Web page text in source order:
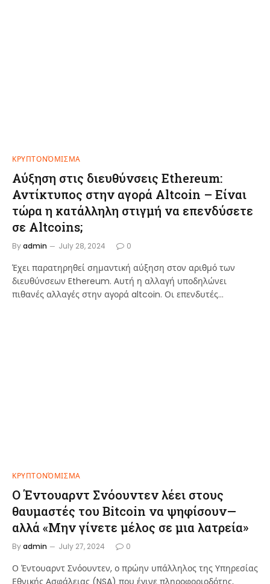
ΚΡΥΠΤΟΝΌΜΙΣΜΑ
Αύξηση στις διευθύνσεις Ethereum:
Αντίκτυπος στην αγορά Altcoin – Είναι
τώρα η κατάλληλη στιγμή να επενδύσετε
σε Altcoins;
Byadmin July 28, 2024 0
Έχει παρατηρηθεί σημαντική αύξηση στον αριθμό των
διευθύνσεων Ethereum. Αυτή η αλλαγή υποδηλώνει
πιθανές αλλαγές στην αγορά altcoin. Οι επενδυτές…
ΚΡΥΠΤΟΝΌΜΙΣΜΑ
Ο Έντουαρντ Σνόουντεν λέει στους
θαυμαστές του Bitcoin να ψηφίσουν—
αλλά «Μην γίνετε μέλος σε μια λατρεία»
Byadmin July 27, 2024 0
Ο Έντουαρντ Σνόουντεν, ο πρώην υπάλληλος της Υπηρεσίας
Εθνικής Ασφάλειας (NSA) που έγινε πληροφοριοδότης,